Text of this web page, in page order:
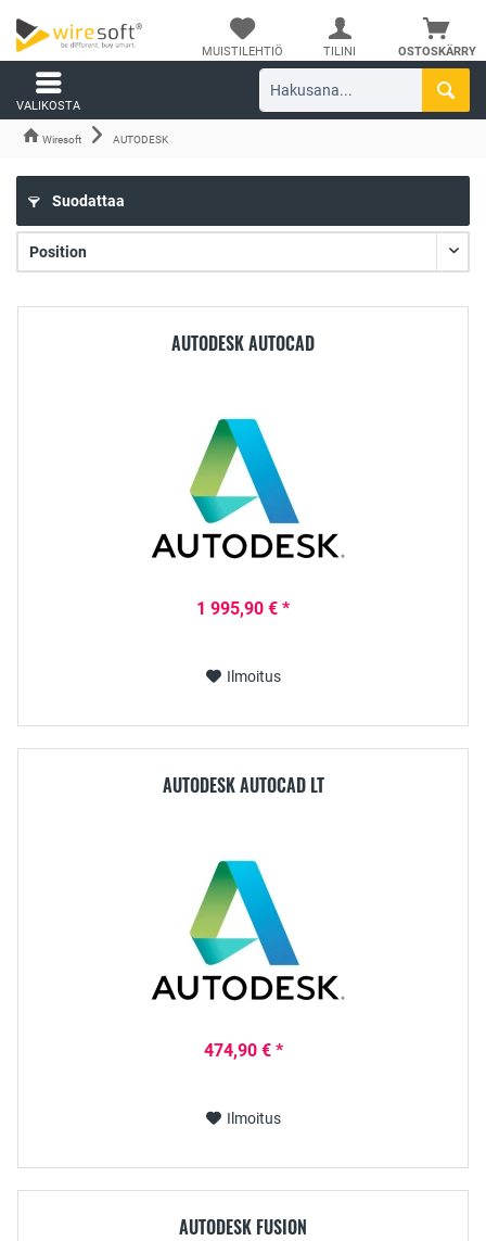
OSTOSKÄRRY
MUISTILEHTIÖ TILINI
VALIKOSTA
Wiresoft AUTODESK
Suodattaa
AUTODESK AUTOCAD
1 995,90 € *
Ilmoitus
AUTODESK AUTOCAD LT
474,90 € *
Ilmoitus
AUTODESK FUSION